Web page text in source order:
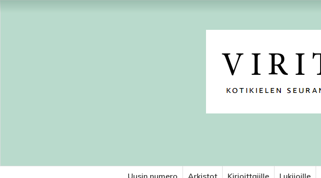
Uusin numero Arkistot Kirjoittajille Lukijoille